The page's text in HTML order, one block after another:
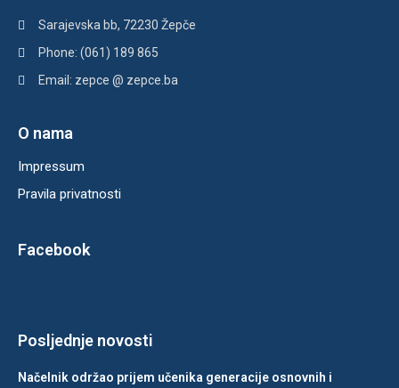
Sarajevska bb, 72230 Žepče
Phone: (061) 189 865
Email: zepce @ zepce.ba
O nama
Impressum
Pravila privatnosti
Facebook
Posljednje novosti
Načelnik održao prijem učenika generacije osnovnih i